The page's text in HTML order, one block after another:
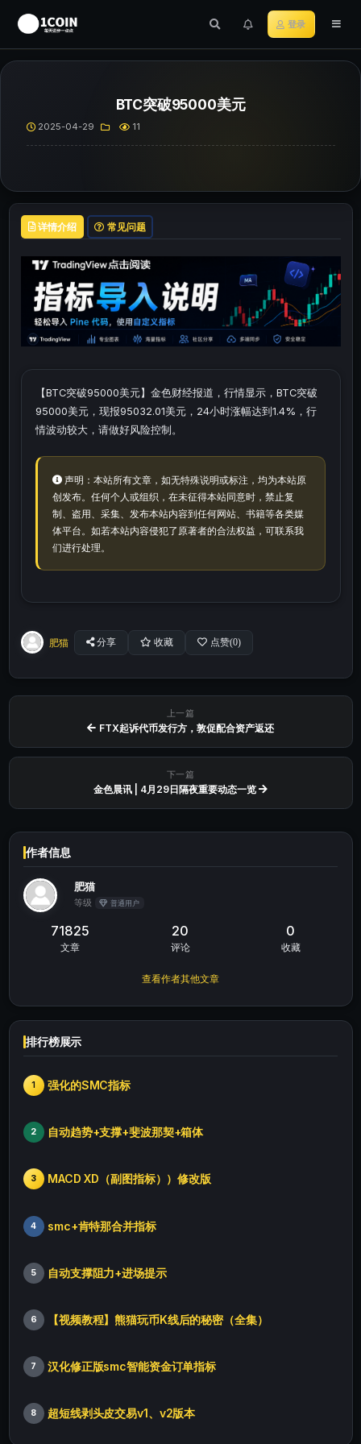
登录
BTC突破95000美元
2025-04-29 11
详情介绍 常见问题
【BTC突破95000美元】金色财经报道，行情显示，BTC突破
95000美元，现报95032.01美元，24小时涨幅达到1.4%，行
情波动较大，请做好风险控制。
声明：本站所有文章，如无特殊说明或标注，均为本站原
创发布。任何个人或组织，在未征得本站同意时，禁止复
制、盗用、采集、发布本站内容到任何网站、书籍等各类媒
体平台。如若本站内容侵犯了原著者的合法权益，可联系我
们进行处理。
肥猫 分享 收藏 点赞(0)
上一篇
FTX起诉代币发行方，敦促配合资产返还
下一篇
金色晨讯 | 4月29日隔夜重要动态一览
作者信息
肥猫
等级 普通用户
71825
文章
20
评论
0
收藏
查看作者其他文章
排行榜展示
1 强化的SMC指标
2 自动趋势+支撑+斐波那契+箱体
3 MACD XD（副图指标））修改版
4 smc+肯特那合并指标
5 自动支撑阻力+进场提示
6 【视频教程】熊猫玩币K线后的秘密（全集）
7 汉化修正版smc智能资金订单指标
8 超短线剥头皮交易v1、v2版本